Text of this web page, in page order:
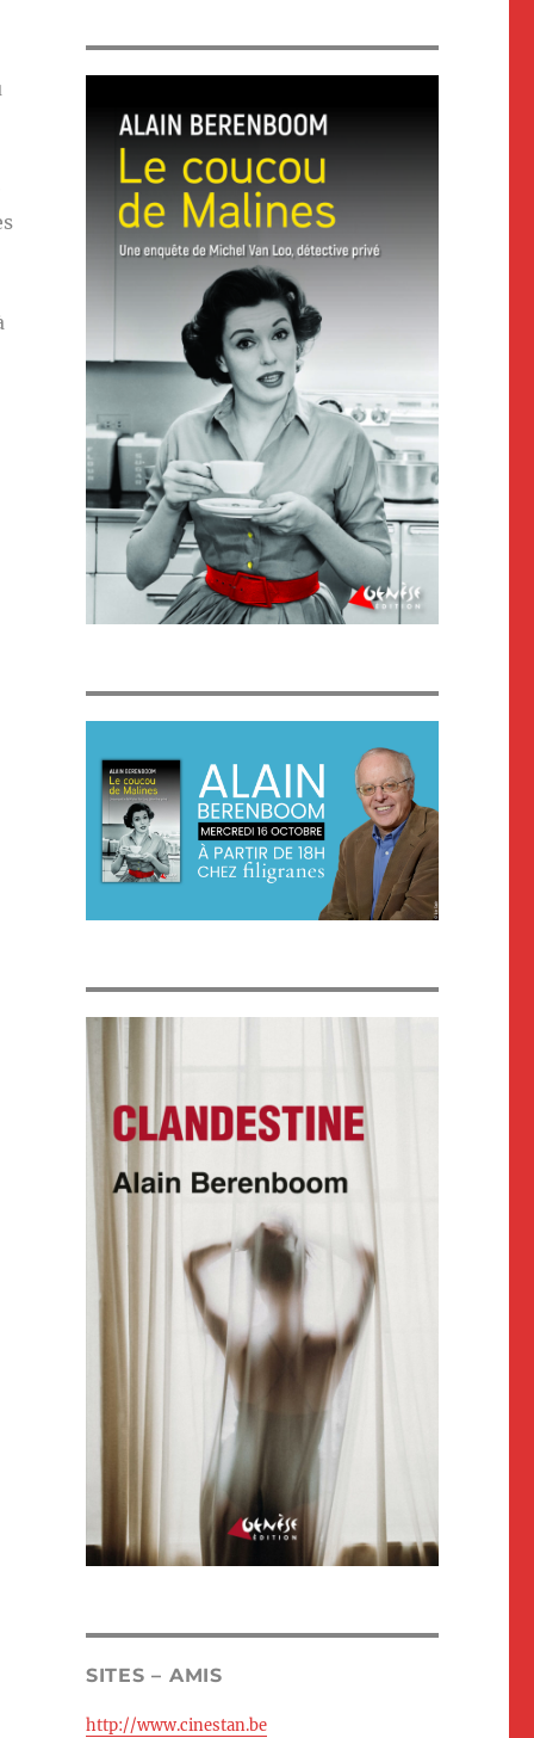
SITES – AMIS
http://www.cinestan.be